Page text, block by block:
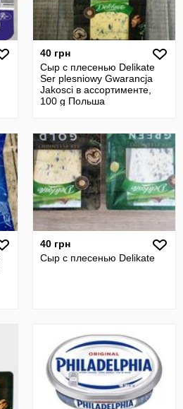
40 грн
Сыр с плесенью Delikate
Ser plesniowy Gwarancja
Jakosci в ассортименте,
100 g Польша
40 грн
Сыр с плесенью Delikate